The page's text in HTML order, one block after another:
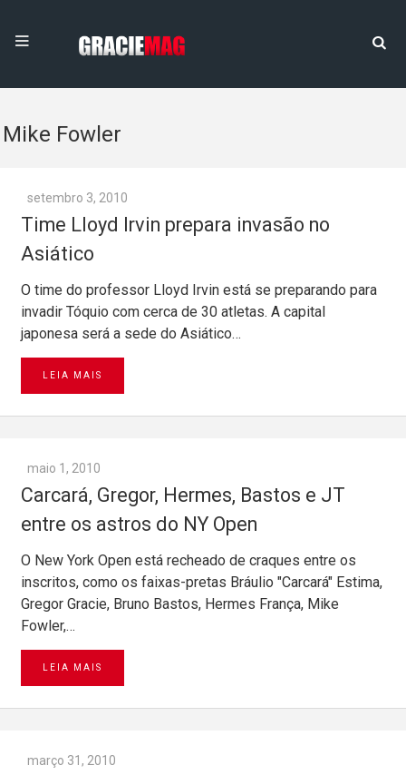
Mike Fowler
setembro 3, 2010
Time Lloyd Irvin prepara invasão no
Asiático
O time do professor Lloyd Irvin está se preparando para
invadir Tóquio com cerca de 30 atletas. A capital
japonesa será a sede do Asiático…
LEIA MAIS
maio 1, 2010
Carcará, Gregor, Hermes, Bastos e JT
entre os astros do NY Open
O New York Open está recheado de craques entre os
inscritos, como os faixas-pretas Bráulio "Carcará" Estima,
Gregor Gracie, Bruno Bastos, Hermes França, Mike
Fowler,…
LEIA MAIS
março 31, 2010